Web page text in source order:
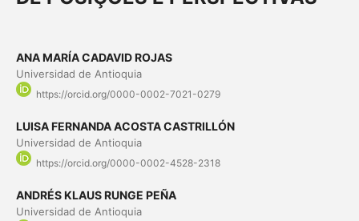
ANA MARÍA CADAVID ROJAS
Universidad de Antioquia
https://orcid.org/0000-0002-7021-0279
LUISA FERNANDA ACOSTA CASTRILLÓN
Universidad de Antioquia
https://orcid.org/0000-0002-4528-2318
ANDRÉS KLAUS RUNGE PEÑA
Universidad de Antioquia